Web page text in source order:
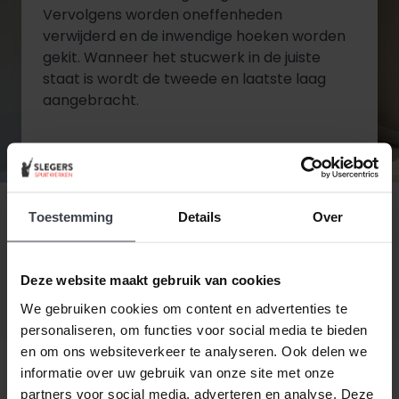
Toestemming Details Over
Deze website maakt gebruik van cookies
We gebruiken cookies om content en advertenties te
personaliseren, om functies voor social media te bieden
en om ons websiteverkeer te analyseren. Ook delen we
informatie over uw gebruik van onze site met onze
partners voor social media, adverteren en analyse. Deze
Vervolgens worden oneffenheden
verwijderd en de inwendige hoeken worden
gekit. Wanneer het stucwerk in de juiste
staat is wordt de tweede en laatste laag
aangebracht.
Diensten bekijken